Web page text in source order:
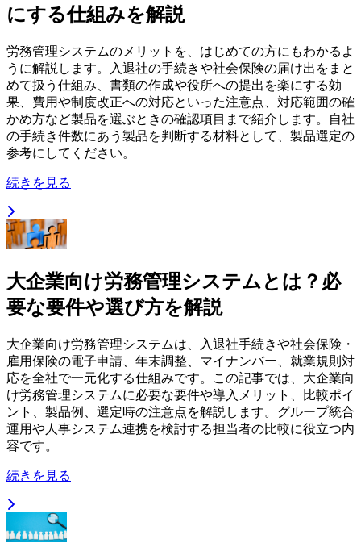
にする仕組みを解説
労務管理システムのメリットを、はじめての方にもわかるよ
うに解説します。入退社の手続きや社会保険の届け出をまと
めて扱う仕組み、書類の作成や役所への提出を楽にする効
果、費用や制度改正への対応といった注意点、対応範囲の確
かめ方など製品を選ぶときの確認項目まで紹介します。自社
の手続き件数にあう製品を判断する材料として、製品選定の
参考にしてください。
続きを見る
大企業向け労務管理システムとは？必
要な要件や選び方を解説
大企業向け労務管理システムは、入退社手続きや社会保険・
雇用保険の電子申請、年末調整、マイナンバー、就業規則対
応を全社で一元化する仕組みです。この記事では、大企業向
け労務管理システムに必要な要件や導入メリット、比較ポイ
ント、製品例、選定時の注意点を解説します。グループ統合
運用や人事システム連携を検討する担当者の比較に役立つ内
容です。
続きを見る